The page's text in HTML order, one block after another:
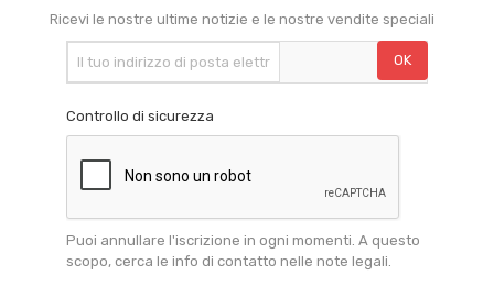
Ricevi le nostre ultime notizie e le nostre vendite speciali
Controllo di sicurezza
Puoi annullare l'iscrizione in ogni momenti. A questo
scopo, cerca le info di contatto nelle note legali.